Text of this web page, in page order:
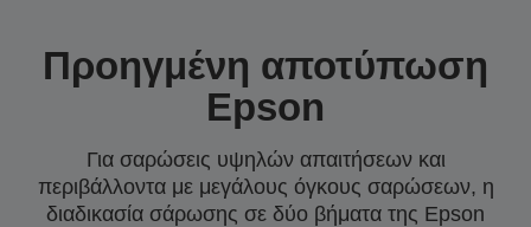
Προηγμένη αποτύπωση
Epson
Για σαρώσεις υψηλών απαιτήσεων και
περιβάλλοντα με μεγάλους όγκους σαρώσεων, η
διαδικασία σάρωσης σε δύο βήματα της Epson